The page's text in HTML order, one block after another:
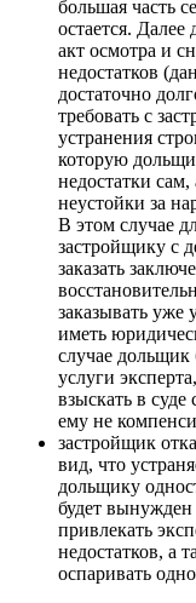
большая часть
остается.
акт осмотра и
недостатков
достаточно
требовать с
устранения
которую
недостатки
неустойки за
В этом случае
застройщику с
заказать
заказывать уже
иметь
случае дольщик
услуги
взыскать в
ему не
застройщик
вид, что
дольщику
будет вынужден
привлекать
недостатков, а
оспаривать